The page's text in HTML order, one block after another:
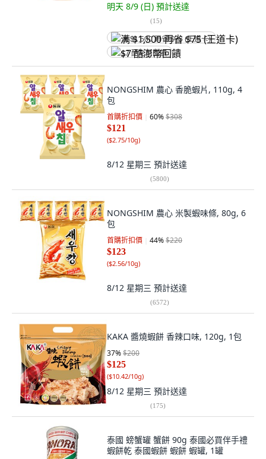
明天 8/9 (日) 預計送達
(15)
满 $1,500 再省 $75 (王道卡)
$7 酷澎幣回饋
NONGSHIM 農心 香脆蝦片, 110g, 4
包
首購折扣價 60%$308
$121
($2.75/10g)
8/12 星期三 預計送達
(5800)
NONGSHIM 農心 米製蝦味條, 80g, 6
包
首購折扣價 44%$220
$123
($2.56/10g)
8/12 星期三 預計送達
(6572)
KAKA 醬燒蝦餅 香辣口味, 120g, 1包
37%$200
$125
($10.42/10g)
8/12 星期三 預計送達
(175)
泰國 螃蟹罐 蟹餅 90g 泰國必買伴手禮
蝦餅乾 泰國蝦餅 蝦餅 蝦罐, 1罐